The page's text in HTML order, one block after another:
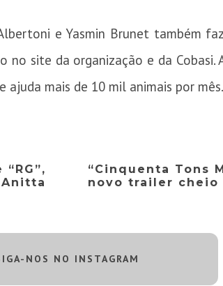
e Yasmin Brunet também
site da organização e da Cobasi.
mais de 10 mil animais por mês.
“Cinquenta Tons
novo trailer cheio
NOS NO INSTAGRAM